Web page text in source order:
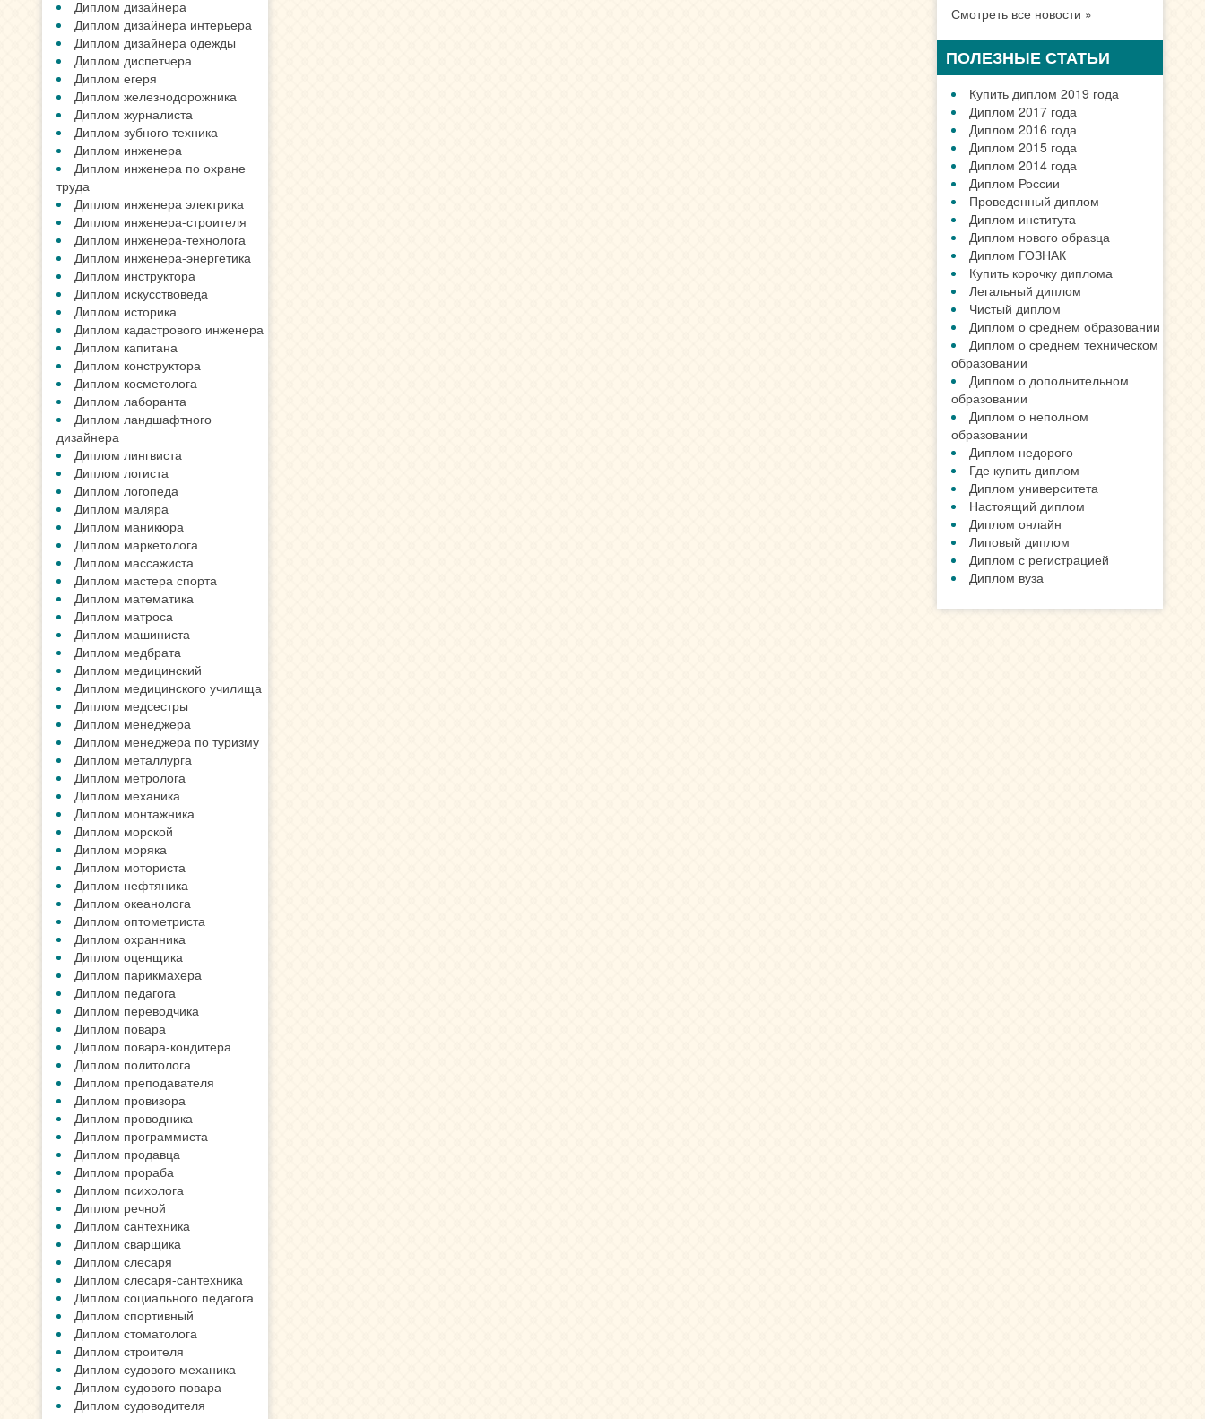
Диплом дизайнера
Диплом дизайнера интерьера
Диплом дизайнера одежды
Диплом диспетчера
Диплом егеря
Диплом железнодорожника
Диплом журналиста
Диплом зубного техника
Диплом инженера
Диплом инженера по охране
труда
Диплом инженера электрика
Диплом инженера-строителя
Диплом инженера-технолога
Диплом инженера-энергетика
Диплом инструктора
Диплом искусствоведа
Диплом историка
Диплом кадастрового инженера
Диплом капитана
Диплом конструктора
Диплом косметолога
Диплом лаборанта
Диплом ландшафтного
дизайнера
Диплом лингвиста
Диплом логиста
Диплом логопеда
Диплом маляра
Диплом маникюра
Диплом маркетолога
Диплом массажиста
Диплом мастера спорта
Диплом математика
Диплом матроса
Диплом машиниста
Диплом медбрата
Диплом медицинский
Диплом медицинского училища
Диплом медсестры
Диплом менеджера
Диплом менеджера по туризму
Диплом металлурга
Диплом метролога
Диплом механика
Диплом монтажника
Диплом морской
Диплом моряка
Диплом моториста
Диплом нефтяника
Диплом океанолога
Диплом оптометриста
Диплом охранника
Диплом оценщика
Диплом парикмахера
Диплом педагога
Диплом переводчика
Диплом повара
Диплом повара-кондитера
Диплом политолога
Диплом преподавателя
Диплом провизора
Диплом проводника
Диплом программиста
Диплом продавца
Диплом прораба
Диплом психолога
Диплом речной
Диплом сантехника
Диплом сварщика
Диплом слесаря
Диплом слесаря-сантехника
Диплом социального педагога
Диплом спортивный
Диплом стоматолога
Диплом строителя
Диплом судового механика
Диплом судового повара
Диплом судоводителя
Смотреть все новости »
ПОЛЕЗНЫЕ СТАТЬИ
Купить диплом 2019 года
Диплом 2017 года
Диплом 2016 года
Диплом 2015 года
Диплом 2014 года
Диплом России
Проведенный диплом
Диплом института
Диплом нового образца
Диплом ГОЗНАК
Купить корочку диплома
Легальный диплом
Чистый диплом
Диплом о среднем образовании
Диплом о среднем техническом
образовании
Диплом о дополнительном
образовании
Диплом о неполном
образовании
Диплом недорого
Где купить диплом
Диплом университета
Настоящий диплом
Диплом онлайн
Липовый диплом
Диплом с регистрацией
Диплом вуза